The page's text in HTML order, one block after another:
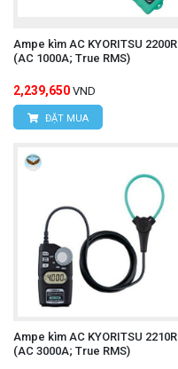
Ampe kìm AC KYORITSU 2200R
(AC 1000A; True RMS)
2,239,650 VND
ĐẶT MUA
Ampe kìm AC KYORITSU 2210R
(AC 3000A; True RMS)